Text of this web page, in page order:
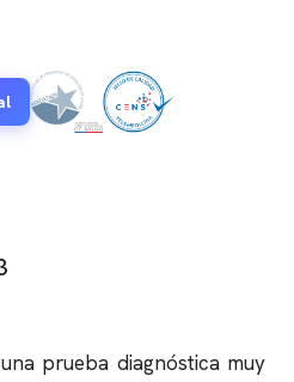
prueba diagnóstica muy